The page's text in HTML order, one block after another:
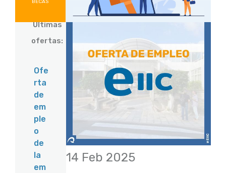
BECAS
Últimas
ofertas:
Ofe
rta
de
em
ple
o
de
la
em
14 Feb 2025